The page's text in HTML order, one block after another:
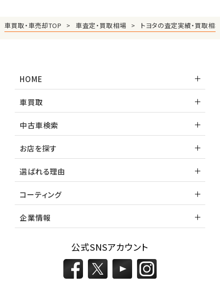
車買取・車売却TOP 車査定・買取相場 トヨタの査定実績・買取相
HOME
車買取
中古車検索
お店を探す
選ばれる理由
コーティング
企業情報
公式SNSアカウント